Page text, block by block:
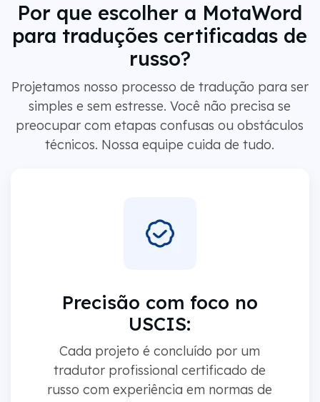
Por que escolher a MotaWord
para traduções certificadas de
russo?
Projetamos nosso processo de tradução para ser
simples e sem estresse. Você não precisa se
preocupar com etapas confusas ou obstáculos
técnicos. Nossa equipe cuida de tudo.
Precisão com foco no
USCIS:
Cada projeto é concluído por um
tradutor profissional certificado de
russo com experiência em normas de